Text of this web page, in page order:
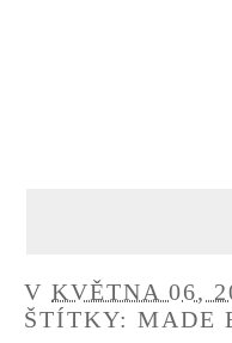
V KVĚTNA 06,
ŠTÍTKY: MADE